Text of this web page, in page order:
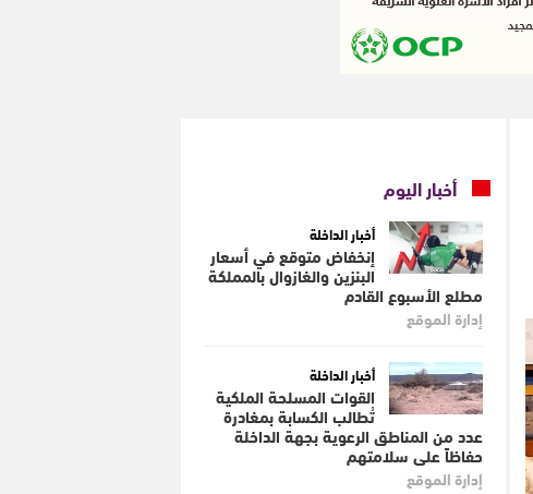
أخبار اليوم
أخبار الداخلة
إنخفاض متوقع في أسعار
البنزين والغازوال بالمملكة
مطلع الأسبوع القادم
إدارة الموقع
أخبار الداخلة
القوات المسلحة الملكية
تُطالب الكسابة بمغادرة
عدد من المناطق الرعوية بجهة الداخلة
حفاظاً على سلامتهم
إدارة الموقع